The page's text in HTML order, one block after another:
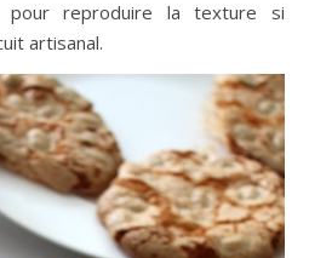
reproduire la texture si
artisanal.